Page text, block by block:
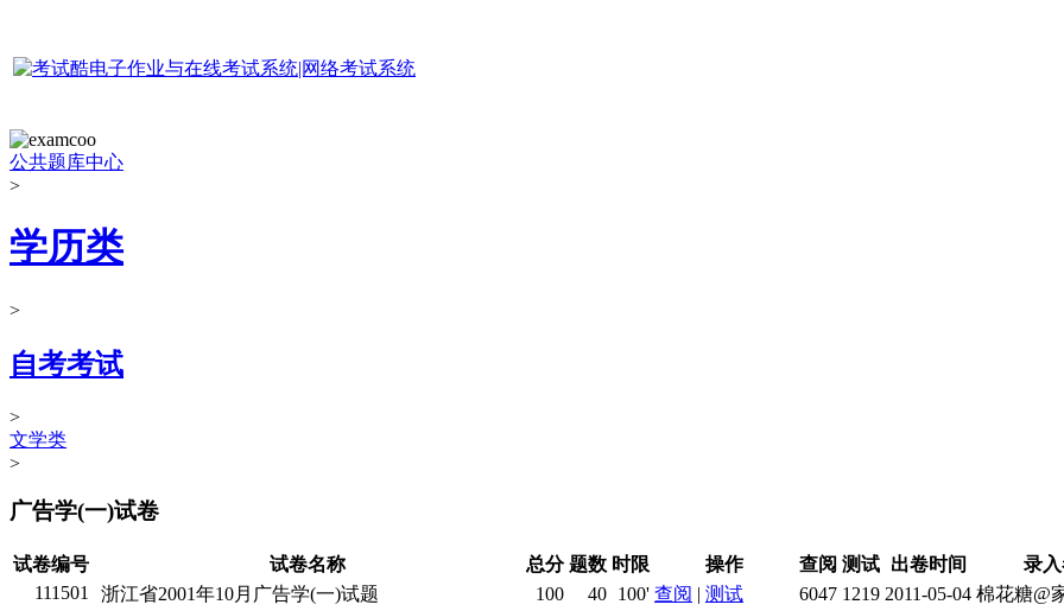
公共题库中心
>
学历类
>
自考考试
>
文学类
>
广告学(一)试卷
试卷编号 试卷名称 总分 题数 时限 操作 查阅 测试 出卷时间
录
111501
浙江省2001年10月广告学(一)试题 100 40 100' 查阅 | 测试 6047 1219 2011-05-04 棉花糖@